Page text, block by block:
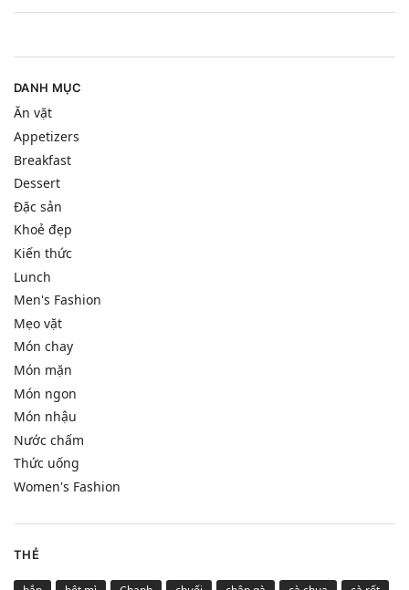
DANH MỤC
Ăn vặt
Appetizers
Breakfast
Dessert
Đặc sản
Khoẻ đẹp
Kiến thức
Lunch
Men's Fashion
Mẹo vặt
Món chay
Món mặn
Món ngon
Món nhậu
Nước chấm
Thức uống
Women's Fashion
THẺ